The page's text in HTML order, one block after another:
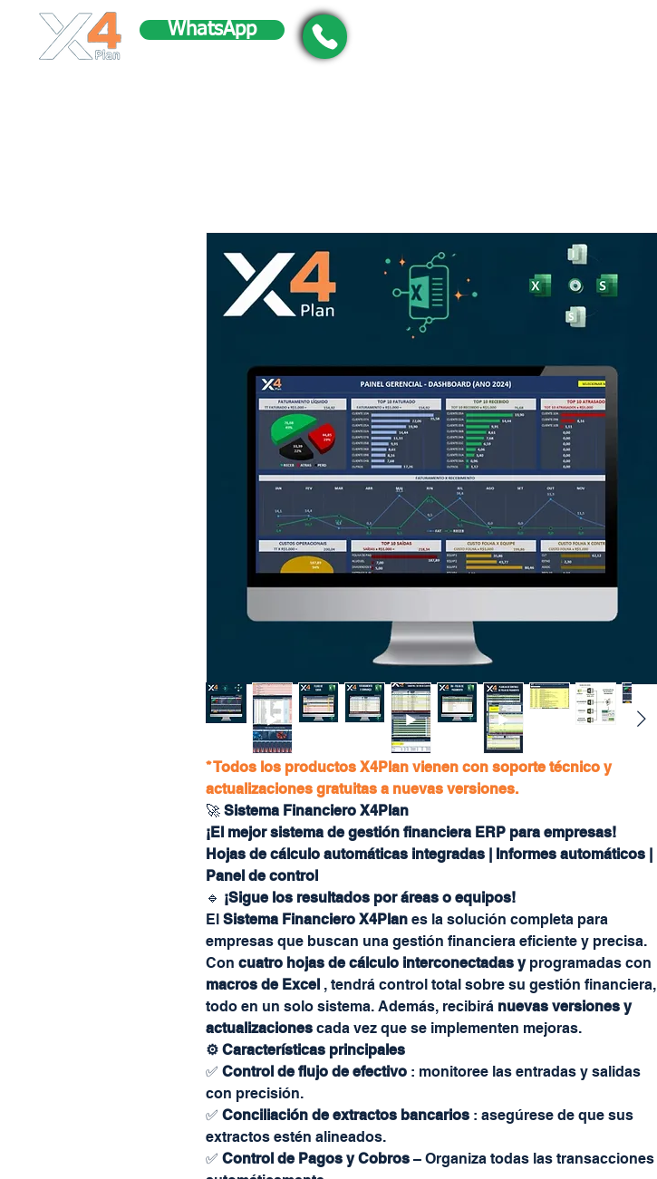
WhatsApp
* Todos los productos X4Plan vienen con soporte técnico y
actualizaciones gratuitas a nuevas versiones.
🚀 Sistema Financiero X4Plan
¡El mejor sistema de gestión financiera ERP para empresas!
Hojas de cálculo automáticas integradas | Informes automáticos |
Panel de control
🔹 ¡Sigue los resultados por áreas o equipos!
El Sistema Financiero X4Plan es la solución completa para
empresas que buscan una gestión financiera eficiente y precisa.
Con cuatro hojas de cálculo interconectadas yprogramadas con
macros de Excel , tendrá control total sobre su gestión financiera,
todo en un solo sistema. Además, recibirá nuevas versiones y
actualizaciones cada vez que se implementen mejoras.
⚙️ Características principales
✅ Control de flujo de efectivo : monitoree las entradas y salidas
con precisión.
✅ Conciliación de extractos bancarios : asegúrese de que sus
extractos estén alineados.
✅ Control de Pagos y Cobros – Organiza todas las transacciones